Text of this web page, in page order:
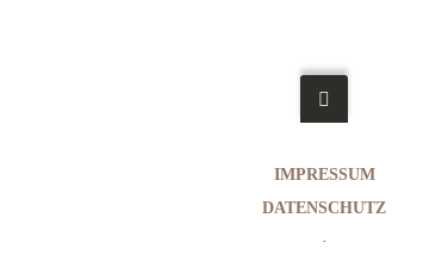
IMPRESSUM
DATENSCHUTZ
·